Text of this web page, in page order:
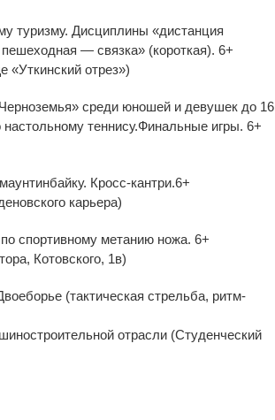
туризму. Дисциплины «дистанция
— связка» (короткая). 6+
«Уткинский отрез»)
среди юношей и девушек до 16
теннису.Финальные игры. 6+
Кросс-кантри.6+
карьера)
спортивному метанию ножа. 6+
Котовского, 1в)
(тактическая стрельба, ритм-
отрасли (Студенческий